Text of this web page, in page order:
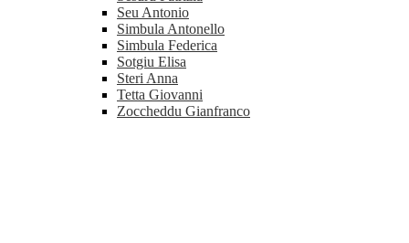
Seu Antonio
Simbula Antonello
Simbula Federica
Sotgiu Elisa
Steri Anna
Tetta Giovanni
Zoccheddu Gianfranco